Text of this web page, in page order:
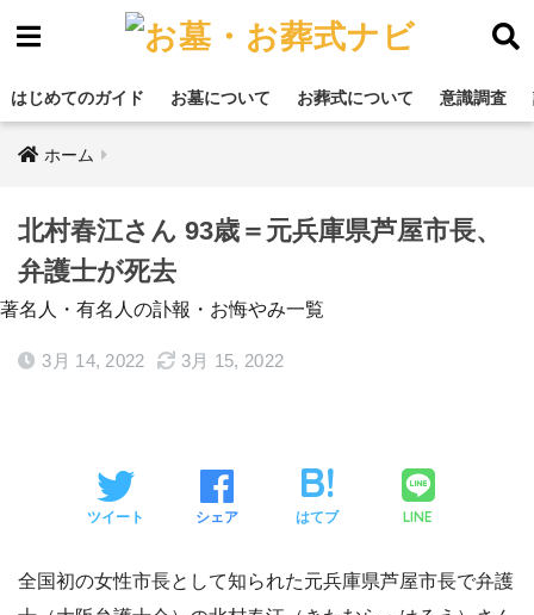
はじめてのガイド お墓について お葬式について 意識調査
ホーム
北村春江さん 93歳＝元兵庫県芦屋市長、
弁護士が死去
著名人・有名人の訃報・お悔やみ一覧
3月 14, 2022 3月 15, 2022
ツイート シェア はてブ LINE
全国初の女性市長として知られた元兵庫県芦屋市長で弁護